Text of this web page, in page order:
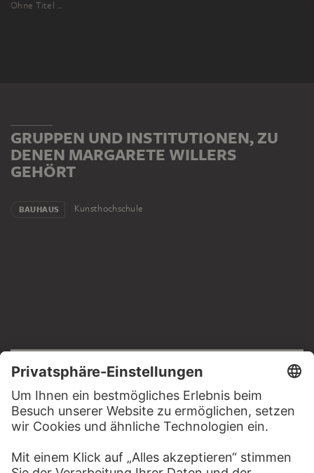
Ohne Titel (Grete Willers mit Schleier)
GRUPPEN UND INSTITUTIONEN, ZU
DENEN MARGARETE WILLERS
GEHÖRT
BAUHAUS Kunsthochschule
Impressum
Datenschutz
Copyright © 2026 Städel Museum
All rights reserved.
DIGITALE SAMMLUNG